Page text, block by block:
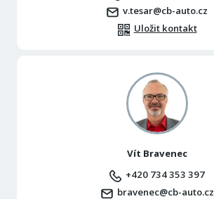
v.tesar@cb-auto.cz
Uložit kontakt
Vít Bravenec
+420 734 353 397
bravenec@cb-auto.cz